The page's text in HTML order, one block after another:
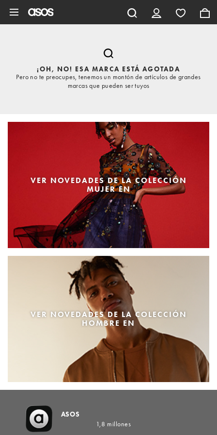
¡OH, NO! ESA MARCA ESTÁ AGOTADA
Pero no te preocupes, tenemos un montón de artículos de grandes
marcas que pueden ser tuyos
VER NOVEDADES DE LA COLECCIÓN
MUJER EN
VER NOVEDADES DE LA COLECCIÓN
HOMBRE EN
ASOS
1,8 millones